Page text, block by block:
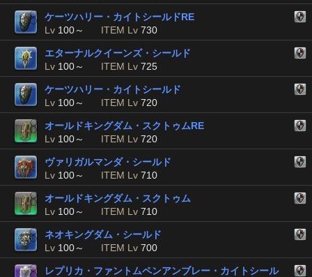
ケーツハリー・カイトシールドRE
Lv 100～ ITEM Lv 730
エターナルクイーンズ・シールド
Lv 100～ ITEM Lv 725
ケーツハリー・カイトシールド
Lv 100～ ITEM Lv 720
オールドキングダム・スクトゥムRE
Lv 100～ ITEM Lv 720
ヴァリガルマンダ・シールド
Lv 100～ ITEM Lv 710
オールドキングダム・スクトゥム
Lv 100～ ITEM Lv 710
ネオキングダム・シールド
Lv 100～ ITEM Lv 700
レプリカ・ファントムペンアンブレー・カイトシール